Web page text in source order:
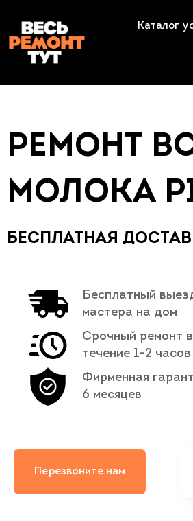
Каталог
РЕМОНТ
МОЛОКА
БЕСПЛАТНАЯ
Бесплатный
мастера на дом
Срочный ремонт в
течение 1-2 часов
Фирменная
6 месяцев
Перезвоните нам